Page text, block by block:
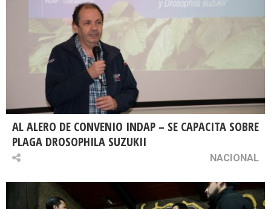
AL ALERO DE CONVENIO INDAP – SE CAPACITA SOBRE
PLAGA DROSOPHILA SUZUKII
NACIONAL